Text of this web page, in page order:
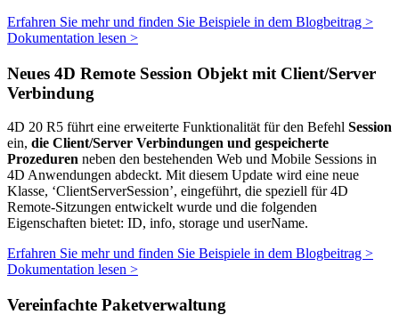
Erfahren Sie mehr und finden Sie Beispiele in dem Blogbeitrag >
Dokumentation lesen >
Neues 4D Remote Session Objekt mit Client/Server
Verbindung
4D 20 R5 führt eine erweiterte Funktionalität für den Befehl Session
ein, die Client/Server Verbindungen und gespeicherte
Prozeduren neben den bestehenden Web und Mobile Sessions in
4D Anwendungen abdeckt. Mit diesem Update wird eine neue
Klasse, ‘ClientServerSession’, eingeführt, die speziell für 4D
Remote-Sitzungen entwickelt wurde und die folgenden
Eigenschaften bietet: ID, info, storage und userName.
Erfahren Sie mehr und finden Sie Beispiele in dem Blogbeitrag >
Dokumentation lesen >
Vereinfachte Paketverwaltung